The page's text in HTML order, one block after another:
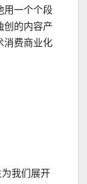
用一个个段
创的内容产
消费商业化
为我们展开